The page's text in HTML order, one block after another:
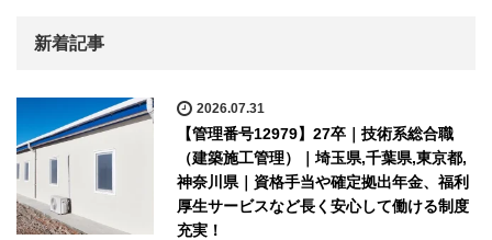
新着記事
2026.07.31
【管理番号12979】27卒｜技術系総合職
（建築施工管理）｜埼玉県,千葉県,東京都,
神奈川県｜資格手当や確定拠出年金、福利
厚生サービスなど長く安心して働ける制度
充実！